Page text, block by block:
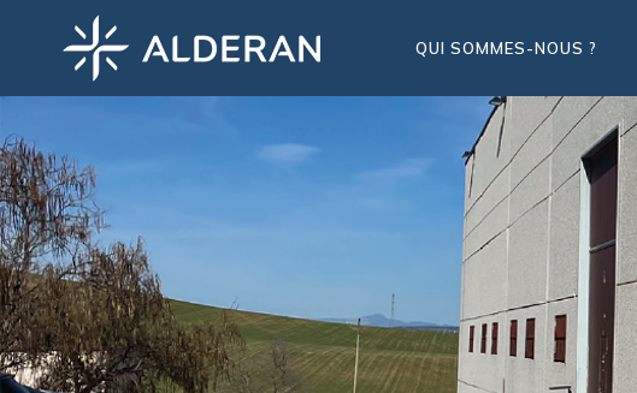
QUI SOMMES-NOUS ?